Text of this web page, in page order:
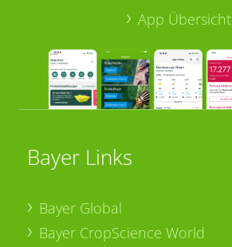
App Übersicht
Bayer Links
Bayer Global
Bayer CropScience World